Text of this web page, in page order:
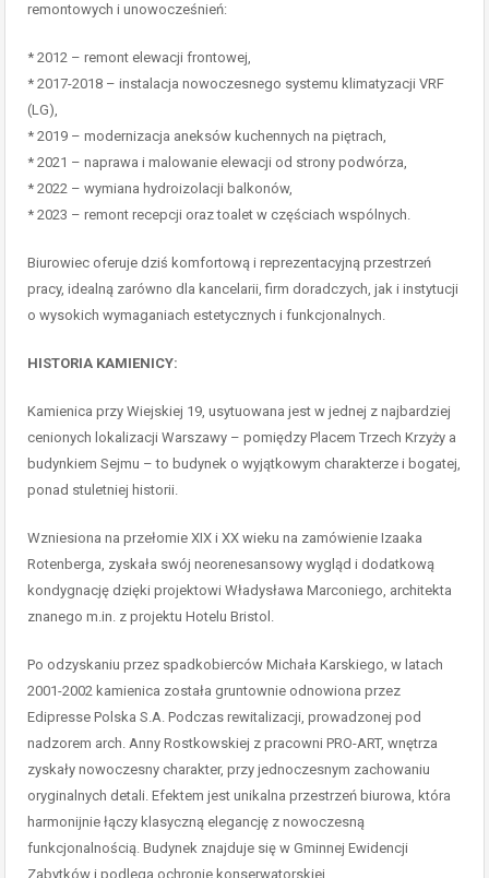
remontowych i unowocześnień:
* 2012 – remont elewacji frontowej,
* 2017-2018 – instalacja nowoczesnego systemu klimatyzacji VRF
(LG),
* 2019 – modernizacja aneksów kuchennych na piętrach,
* 2021 – naprawa i malowanie elewacji od strony podwórza,
* 2022 – wymiana hydroizolacji balkonów,
* 2023 – remont recepcji oraz toalet w częściach wspólnych.
Biurowiec oferuje dziś komfortową i reprezentacyjną przestrzeń
pracy, idealną zarówno dla kancelarii, firm doradczych, jak i instytucji
o wysokich wymaganiach estetycznych i funkcjonalnych.
HISTORIA KAMIENICY:
Kamienica przy Wiejskiej 19, usytuowana jest w jednej z najbardziej
cenionych lokalizacji Warszawy – pomiędzy Placem Trzech Krzyży a
budynkiem Sejmu – to budynek o wyjątkowym charakterze i bogatej,
ponad stuletniej historii.
Wzniesiona na przełomie XIX i XX wieku na zamówienie Izaaka
Rotenberga, zyskała swój neorenesansowy wygląd i dodatkową
kondygnację dzięki projektowi Władysława Marconiego, architekta
znanego m.in. z projektu Hotelu Bristol.
Po odzyskaniu przez spadkobierców Michała Karskiego, w latach
2001-2002 kamienica została gruntownie odnowiona przez
Edipresse Polska S.A. Podczas rewitalizacji, prowadzonej pod
nadzorem arch. Anny Rostkowskiej z pracowni PRO-ART, wnętrza
zyskały nowoczesny charakter, przy jednoczesnym zachowaniu
oryginalnych detali. Efektem jest unikalna przestrzeń biurowa, która
harmonijnie łączy klasyczną elegancję z nowoczesną
funkcjonalnością. Budynek znajduje się w Gminnej Ewidencji
Zabytków i podlega ochronie konserwatorskiej.